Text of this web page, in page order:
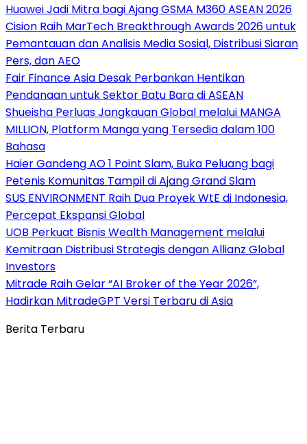
Huawei Jadi Mitra bagi Ajang GSMA M360 ASEAN 2026
Cision Raih MarTech Breakthrough Awards 2026 untuk
Pemantauan dan Analisis Media Sosial, Distribusi Siaran
Pers, dan AEO
Fair Finance Asia Desak Perbankan Hentikan
Pendanaan untuk Sektor Batu Bara di ASEAN
Shueisha Perluas Jangkauan Global melalui MANGA
MILLION, Platform Manga yang Tersedia dalam 100
Bahasa
Haier Gandeng AO 1 Point Slam, Buka Peluang bagi
Petenis Komunitas Tampil di Ajang Grand Slam
SUS ENVIRONMENT Raih Dua Proyek WtE di Indonesia,
Percepat Ekspansi Global
UOB Perkuat Bisnis Wealth Management melalui
Kemitraan Distribusi Strategis dengan Allianz Global
Investors
Mitrade Raih Gelar “AI Broker of the Year 2026”,
Hadirkan MitradeGPT Versi Terbaru di Asia
Berita Terbaru